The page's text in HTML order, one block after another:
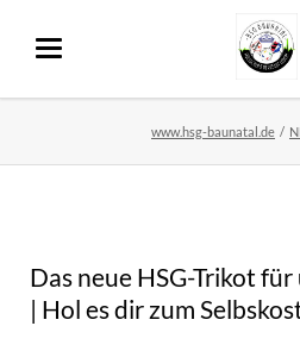
www.hsg-baunatal.de
Das neue HSG-Trikot
| Hol es dir zum